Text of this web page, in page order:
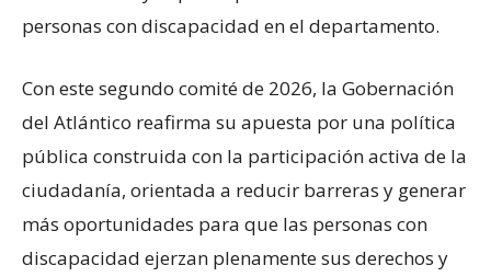
personas con discapacidad en el departamento.
Con este segundo comité de 2026, la Gobernación
del Atlántico reafirma su apuesta por una política
pública construida con la participación activa de la
ciudadanía, orientada a reducir barreras y generar
más oportunidades para que las personas con
discapacidad ejerzan plenamente sus derechos y